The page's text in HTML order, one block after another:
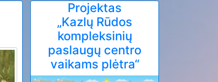
Projektas
„Kazlų Rūdos
kompleksinių
paslaugų centro
vaikams plėtra“